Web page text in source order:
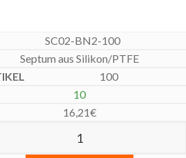
SC02-BN2-100
Septum aus Silikon/PTFE
100
10
16,21€